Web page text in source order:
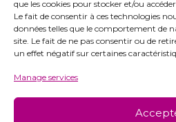
que les cookies pour stocker et/ou
Le fait de consentir à ces technologies
données telles que le comportement de
site. Le fait de ne pas consentir ou de
un effet négatif sur certaines
Manage services
+33 (0)4 74
© 2026 Interstiss Loisirs